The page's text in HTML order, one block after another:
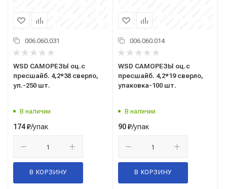
006.060.031
WSD САМОРЕЗЫ оц.с
пресшайб. 4,2*38 сверло,
уп.-250 шт.
В наличии
174₽/упак
В КОРЗИНУ
006.060.014
WSD САМОРЕЗЫ оц.с
пресшайб. 4,2*19 сверло,
упаковка-100 шт.
В наличии
90₽/упак
В КОРЗИНУ